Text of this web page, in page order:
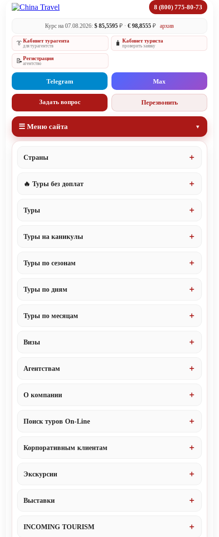
8 (800) 775-80-73
Курс на 07.08.2026: $ 85,5595 ₽ · € 98,8555 ₽ архив
👔Кабинет турагента
для турагентств 🧳 Кабинет туриста
проверить заявку
📝Регистрация
агентство
Telegram Max
Задать вопрос Перезвонить
☰ Меню сайта
Страны
🔥 Туры без доплат
Туры
Туры на каникулы
Туры по сезонам
Туры по дням
Туры по месяцам
Визы
Агентствам
О компании
Поиск туров On-Line
Корпоративным клиентам
Экскурсии
Выставки
INCOMING TOURISM